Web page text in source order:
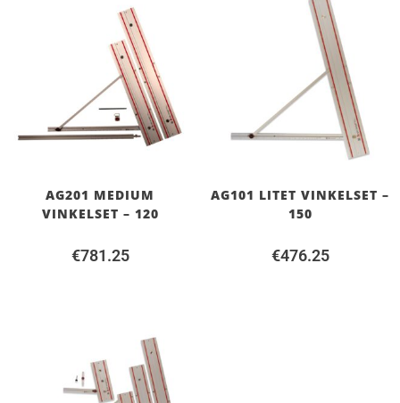
AG201 MEDIUM
VINKELSET – 120
€781.25
AG101 LITET VINKELSET –
150
€476.25